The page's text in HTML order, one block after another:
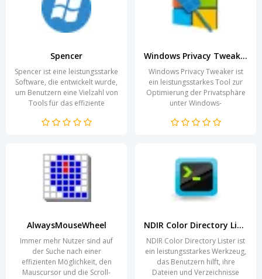
Spencer
Spencer ist eine leistungsstarke
Software, die entwickelt wurde,
um Benutzern eine Vielzahl von
Tools für das effiziente
zu bieten....
Windows Privacy Tweaker
Windows Privacy Tweaker ist
ein leistungsstarkes Tool zur
Optimierung der Privatsphäre
unter Windows-
zunehmend digitalisierten
AlwaysMouseWheel
Immer mehr Nutzer sind auf
der Suche nach einer
effizienten Möglichkeit, den
Mauscursor und die Scroll-
NDIR Color Directory Lister
NDIR Color Directory Lister ist
ein leistungsstarkes Werkzeug,
das Benutzern hilft, ihre
Dateien und Verzeichnisse